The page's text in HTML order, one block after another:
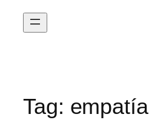
Tag: empatía